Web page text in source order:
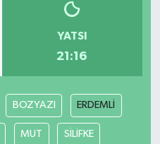
YATSI
21:16
BOZYAZI ERDEMLİ
MUT SİLİFKE